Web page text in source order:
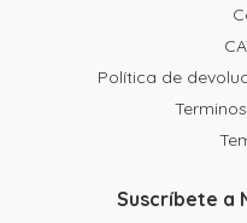
Política de
Suscríbete a